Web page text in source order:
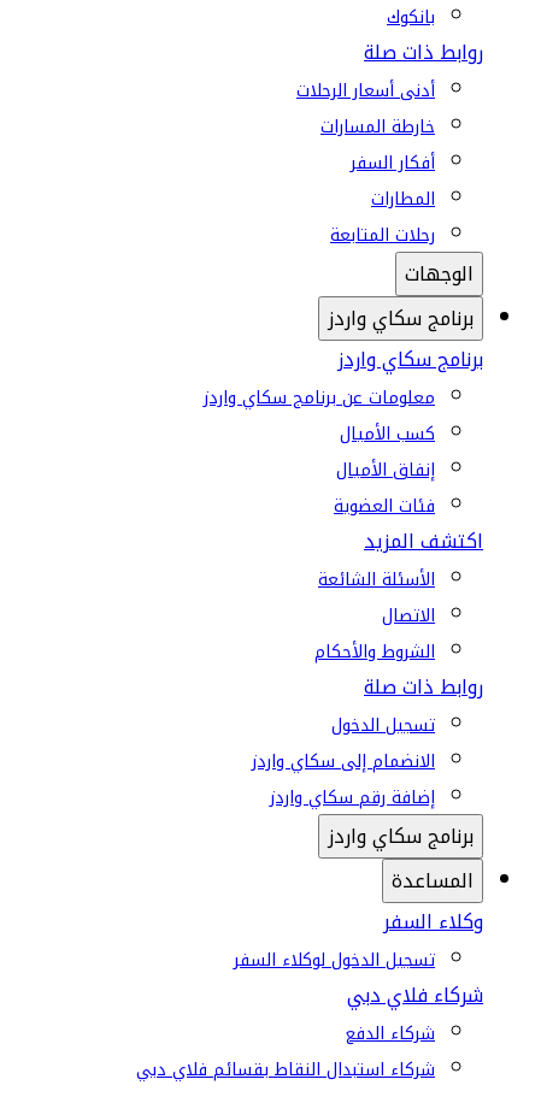
بانكوك
روابط ذات صلة
أدنى أسعار الرحلات
خارطة المسارات
أفكار السفر
المطارات
رحلات المتابعة
الوجهات
برنامج سكاي واردز
برنامج سكاي واردز
معلومات عن برنامج سكاي واردز
كسب الأميال
إنفاق الأميال
فئات العضوية
اكتشف المزيد
الأسئلة الشائعة
الاتصال
الشروط والأحكام
روابط ذات صلة
تسجيل الدخول
الانضمام إلى سكاي واردز
إضافة رقم سكاي واردز
برنامج سكاي واردز
المساعدة
وكلاء السفر
تسجيل الدخول لوكلاء السفر
شركاء فلاي دبي
شركاء الدفع
شركاء استبدال النقاط بقسائم فلاي دبي